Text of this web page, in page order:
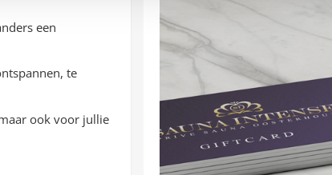
een
te
ook voor jullie